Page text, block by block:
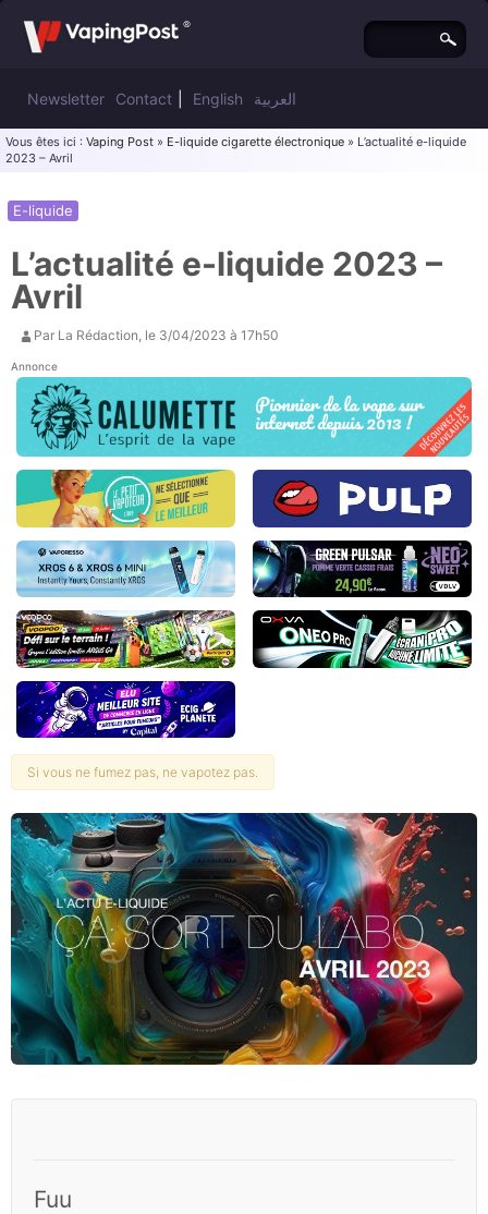
Newsletter Contact English العربية
Vous êtes ici : Vaping Post » E-liquide cigarette électronique » L’actualité e-liquide
2023 – Avril
L’actualité e-liquide 2023 –
Avril
E-liquide
Par La Rédaction, le 3/04/2023 à 17h50
Annonce
Si vous ne fumez pas, ne vapotez pas.
Fuu